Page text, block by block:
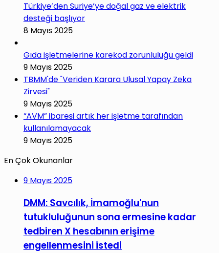
Türkiye’den Suriye’ye doğal gaz ve elektrik
desteği başlıyor
8 Mayıs 2025
Gıda işletmelerine karekod zorunluluğu geldi
9 Mayıs 2025
TBMM'de "Veriden Karara Ulusal Yapay Zeka
Zirvesi"
9 Mayıs 2025
“AVM” ibaresi artık her işletme tarafından
kullanılamayacak
9 Mayıs 2025
En Çok Okunanlar
9 Mayıs 2025
DMM: Savcılık, İmamoğlu'nun
tutukluluğunun sona ermesine kadar
tedbiren X hesabının erişime
engellenmesini istedi